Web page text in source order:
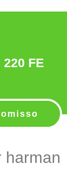
FE
harman